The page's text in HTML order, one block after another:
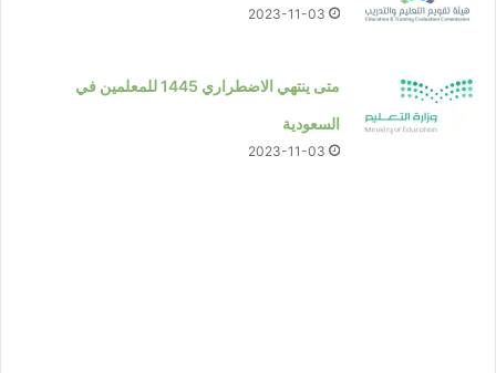
2023-11-03
متى ينتهي الاضطراري 1445 للمعلمين في
السعودية
2023-11-03